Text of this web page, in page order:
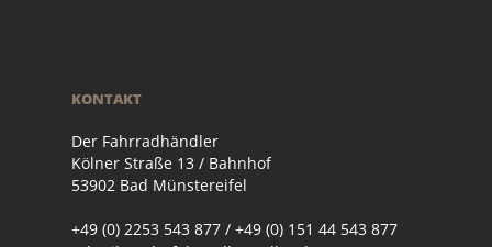
KONTAKT
Der Fahrradhändler
Kölner Straße 13 / Bahnhof
53902 Bad Münstereifel
+49 (0) 2253 543 877 / +49 (0) 151 44 543 877